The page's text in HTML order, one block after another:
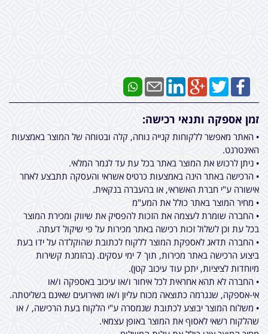
זמן אספקה ותנאי רכישה:
• האתר מאפשר ללקוחות קנייה נוחה, קלה ובטוחה של המוצר באמצעות
האינטרנט.
• ניתן לרכוש את המוצר באתר בכל עת עד לגמר המלאי.
• הרכישה באתר הינה באמצעות כרטיס אשראי והעסקה תתבצע לאחר
אישורה ע"י חברת האשראי, או בהעברה בנקאית.
• מחיר המוצר באתר כולל את המע"מ
• החברה שומרת לעצמה את הזכות להפסיק את שיווק ומכירת המוצר
בכל עת וכן לשלול זכות רכישה באתר מכירות על פי שיקול דעתה.
• החברה תדאג לאספקת המוצר ללקוח לכתובת שהוקלדה על ידו בעת
ביצוע הרכישה באתר מכירות, תוך 7 ימי עסקים. (בהזמנת קשירות
מיוחדות לציציות, יתכן עוד עיכוב קטן).
• החברה לא תהא אחראית לכל איחור ו/או עיכוב באספקה ו/או
אי-אספקה, שנגרמה כתוצאה מכוח עליון ו/או מאירועים שאינם בשליטתה.
• משלוח המוצר יבוצע לכתובת שנמסרה ע"י הלקוח בעת הרכישה, / או
שהלקוח רשאי לאסוף את המוצר באופן עצמאי.